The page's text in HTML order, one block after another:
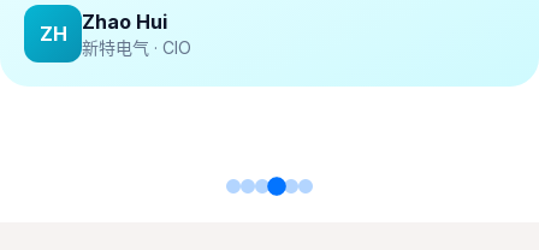
ZH Zhao Hui
新特电气 · CIO